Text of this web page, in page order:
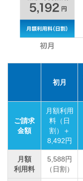
初月
ご請求
金額
月額利用
料（日
割）＋
8,492円
月額
利用料
5,588円
（日割）